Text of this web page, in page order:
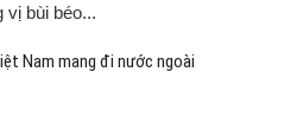
vị bùi béo...
Nam mang đi nước ngoài